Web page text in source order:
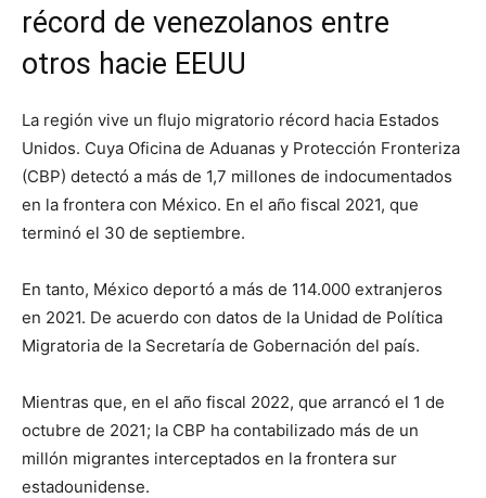
récord de venezolanos entre
otros hacie EEUU
La región vive un flujo migratorio récord hacia Estados
Unidos. Cuya Oficina de Aduanas y Protección Fronteriza
(CBP) detectó a más de 1,7 millones de indocumentados
en la frontera con México. En el año fiscal 2021, que
terminó el 30 de septiembre.
En tanto, México deportó a más de 114.000 extranjeros
en 2021. De acuerdo con datos de la Unidad de Política
Migratoria de la Secretaría de Gobernación del país.
Mientras que, en el año fiscal 2022, que arrancó el 1 de
octubre de 2021; la CBP ha contabilizado más de un
millón migrantes interceptados en la frontera sur
estadounidense.